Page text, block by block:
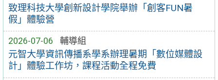
致理科技大學創新設計學院舉辦「創客FUN暑
假」體驗營
2026-07-06 輔導組
元智大學資訊傳播系學系辦理暑期「數位媒體設
計」體驗工作坊，課程活動全程免費